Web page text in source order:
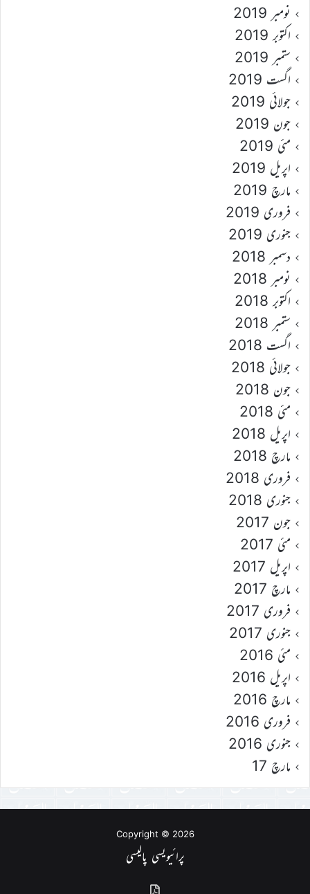
نومبر 2019
اکتوبر 2019
ستمبر 2019
اگست 2019
جولائی 2019
جون 2019
مئی 2019
اپریل 2019
مارچ 2019
فروری 2019
جنوری 2019
دسمبر 2018
نومبر 2018
اکتوبر 2018
ستمبر 2018
اگست 2018
جولائی 2018
جون 2018
مئی 2018
اپریل 2018
مارچ 2018
فروری 2018
جنوری 2018
جون 2017
مئی 2017
اپریل 2017
مارچ 2017
فروری 2017
جنوری 2017
مئی 2016
اپریل 2016
مارچ 2016
فروری 2016
جنوری 2016
مارچ 17
Copyright © 2026
پرائیویسی پالیسی
گذشتہ